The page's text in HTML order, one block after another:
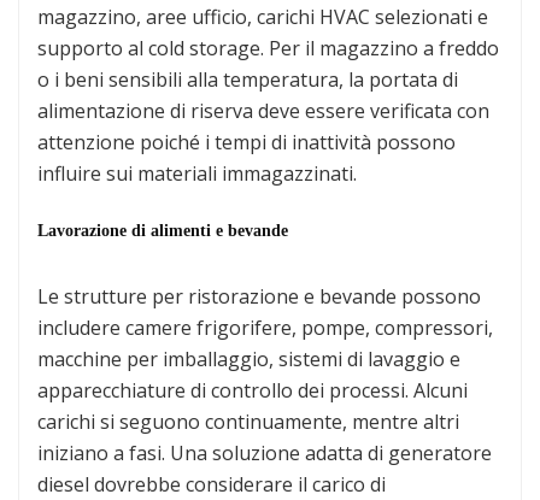
magazzino, aree ufficio, carichi HVAC selezionati e
supporto al cold storage. Per il magazzino a freddo
o i beni sensibili alla temperatura, la portata di
alimentazione di riserva deve essere verificata con
attenzione poiché i tempi di inattività possono
influire sui materiali immagazzinati.
Lavorazione di alimenti e bevande
Le strutture per ristorazione e bevande possono
includere camere frigorifere, pompe, compressori,
macchine per imballaggio, sistemi di lavaggio e
apparecchiature di controllo dei processi. Alcuni
carichi si seguono continuamente, mentre altri
iniziano a fasi. Una soluzione adatta di generatore
diesel dovrebbe considerare il carico di